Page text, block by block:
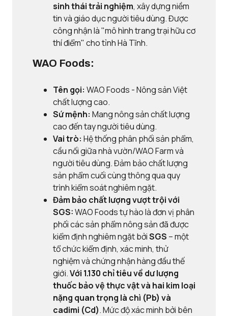
sinh thái trải nghiệm, xây dựng niềm
tin và giáo dục người tiêu dùng. Được
công nhận là "mô hình trang trại hữu cơ
thí điểm" cho tỉnh Hà Tĩnh.
WAO Foods:
Tên gọi: WAO Foods - Nông sản Việt
chất lượng cao.
Sứ mệnh: Mang nông sản chất lượng
cao đến tay người tiêu dùng.
Vai trò: Hệ thống phân phối sản phẩm,
cầu nối giữa nhà vườn/WAO Farm và
người tiêu dùng. Đảm bảo chất lượng
sản phẩm cuối cùng thông qua quy
trình kiểm soát nghiêm ngặt.
Đảm bảo chất lượng vượt trội với
SGS:WAO Foods tự hào là đơn vị phân
phối các sản phẩm nông sản đã được
kiểm định nghiêm ngặt bởiSGS – một
tổ chức kiểm định, xác minh, thử
nghiệm và chứng nhận hàng đầu thế
giới.Với 1.130 chỉ tiêu về dư lượng
thuốc bảo vệ thực vật và hai kim loại
nặng quan trọng là chì (Pb) và
cadimi (Cd). Mức độ xác minh bởi bên